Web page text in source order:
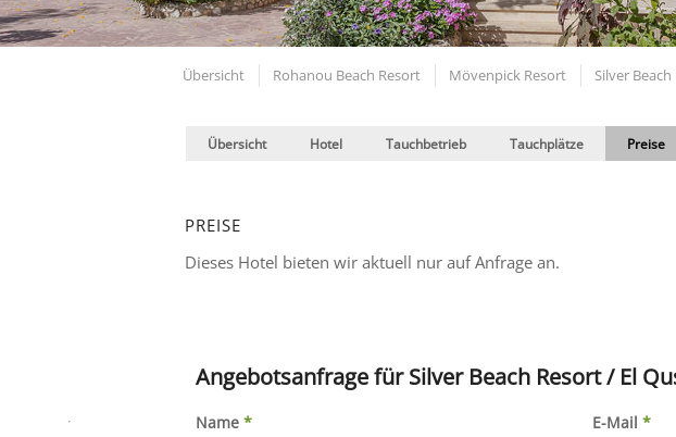
Übersicht Rohanou Beach Resort Mövenpick Resort Silver
Übersicht Hotel Tauchbetrieb Tauchplätze Preise
PREISE
Dieses Hotel bieten wir aktuell nur auf Anfrage an.
Angebotsanfrage für Silver Beach Resort / El
Name * E-Mail*